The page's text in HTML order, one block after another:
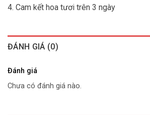
4. Cam kết hoa tươi trên 3 ngày
ĐÁNH GIÁ (0)
Đánh giá
Chưa có đánh giá nào.